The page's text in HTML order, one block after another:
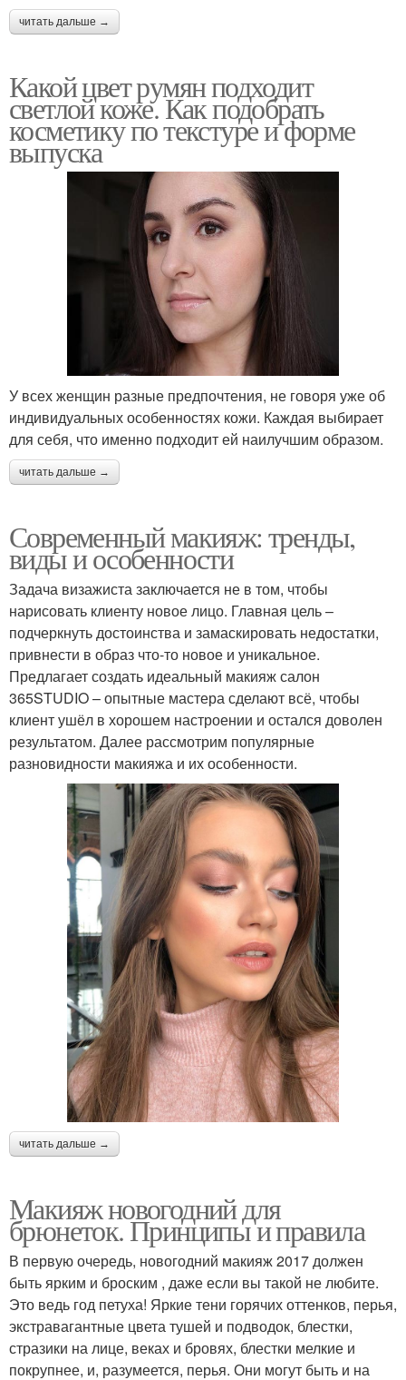
читать дальше →
Какой цвет румян подходит
светлой коже. Как подобрать
косметику по текстуре и форме
выпуска
У всех женщин разные предпочтения, не говоря уже об
индивидуальных особенностях кожи. Каждая выбирает
для себя, что именно подходит ей наилучшим образом.
читать дальше →
Современный макияж: тренды,
виды и особенности
Задача визажиста заключается не в том, чтобы
нарисовать клиенту новое лицо. Главная цель –
подчеркнуть достоинства и замаскировать недостатки,
привнести в образ что-то новое и уникальное.
Предлагает создать идеальный макияж салон
365STUDIO – опытные мастера сделают всё, чтобы
клиент ушёл в хорошем настроении и остался доволен
результатом. Далее рассмотрим популярные
разновидности макияжа и их особенности.
читать дальше →
Макияж новогодний для
брюнеток. Принципы и правила
В первую очередь, новогодний макияж 2017 должен
быть ярким и броским , даже если вы такой не любите.
Это ведь год петуха! Яркие тени горячих оттенков, перья,
экстравагантные цвета тушей и подводок, блестки,
стразики на лице, веках и бровях, блестки мелкие и
покрупнее, и, разумеется, перья. Они могут быть и на